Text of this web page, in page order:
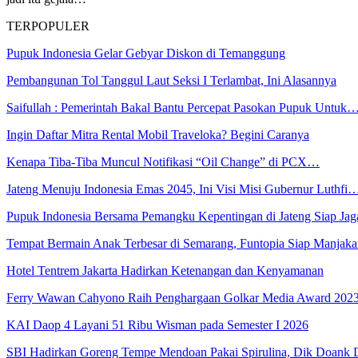
TERPOPULER
Pupuk Indonesia Gelar Gebyar Diskon di Temanggung
Pembangunan Tol Tanggul Laut Seksi I Terlambat, Ini Alasannya
Saifullah : Pemerintah Bakal Bantu Percepat Pasokan Pupuk Untuk…
Ingin Daftar Mitra Rental Mobil Traveloka? Begini Caranya
Kenapa Tiba-Tiba Muncul Notifikasi “Oil Change” di PCX…
Jateng Menuju Indonesia Emas 2045, Ini Visi Misi Gubernur
Pupuk Indonesia Bersama Pemangku Kepentingan di Jateng Siap
Tempat Bermain Anak Terbesar di Semarang, Funtopia Siap
Hotel Tentrem Jakarta Hadirkan Ketenangan dan Kenyamanan
Ferry Wawan Cahyono Raih Penghargaan Golkar Media Award
KAI Daop 4 Layani 51 Ribu Wisman pada Semester I 2026
SBI Hadirkan Goreng Tempe Mendoan Pakai Spirulina, Dik Doank